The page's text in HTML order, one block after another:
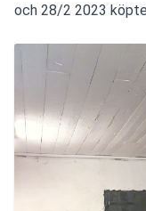
och 28/2 2023